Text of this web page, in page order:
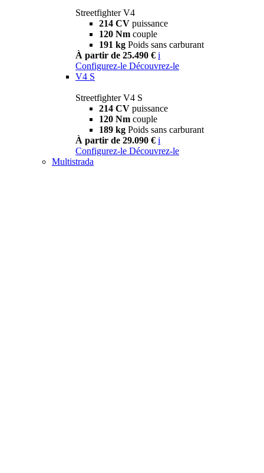
Streetfighter V4
214 CV puissance
120 Nm couple
191 kg Poids sans carburant
À partir de 25.490 € i
Configurez-le Découvrez-le
V4 S
Streetfighter V4 S
214 CV puissance
120 Nm couple
189 kg Poids sans carburant
À partir de 29.090 € i
Configurez-le Découvrez-le
Multistrada